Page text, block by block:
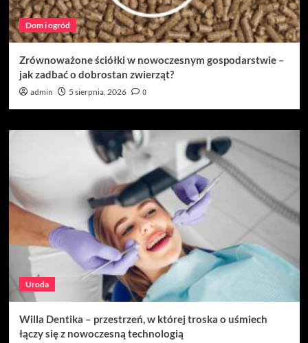
Dom i ogród
Zrównoważone ściółki w nowoczesnym gospodarstwie –
jak zadbać o dobrostan zwierząt?
admin 5 sierpnia, 2026 0
Uroda
Willa Dentika – przestrzeń, w której troska o uśmiech
łączy się z nowoczesną technologią